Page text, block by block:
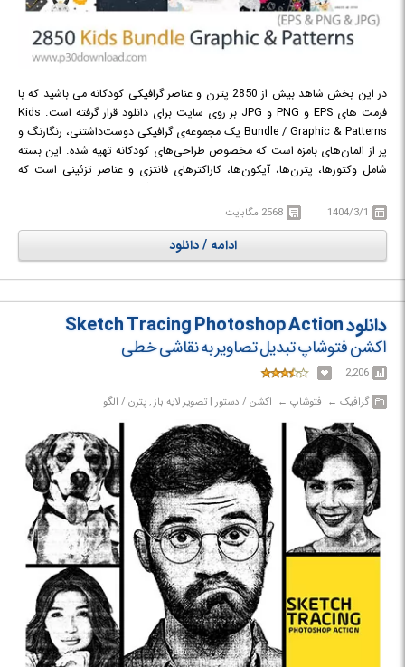
در این بخش شاهد بیش از 2850 پترن و عناصر گرافیکی کودکانه می باشید که با
فرمت های EPS و PNG و JPG بر روی سایت برای دانلود قرار گرفته است. Kids
Bundle / Graphic & Patterns یک مجموعه‌ی گرافیکی دوست‌داشتنی، رنگارنگ و
پر از المان‌های بامزه است که مخصوص طراحی‌های کودکانه تهیه شده. این بسته
شامل وکتورها، پترن‌ها، آیکون‌ها، کاراکترهای فانتزی و عناصر تزئینی است که
کودکانه هستید (مثل فروشگاه لباس کودک، اسباب‌بازی یا مهد کودک)، این نوع
بسته‌ها به شدت می توانند به شما کمک کنند یک استایل خاص و هماهنگ
1404/3/1 2568 مگابایت
ادامه / دانلود
دانلود Sketch Tracing Photoshop Action
اکشن فتوشاپ تبدیل تصاویر به نقاشی خطی
2,206
گرافیک‎ ← ‏ فتوشاپ‎ ← ‏ اکشن / دستور | تصویر لایه باز , پترن / الگو